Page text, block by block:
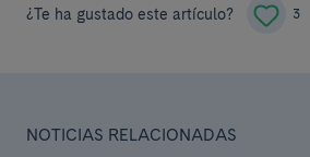
¿Te ha gustado este artículo? 3
NOTICIAS RELACIONADAS